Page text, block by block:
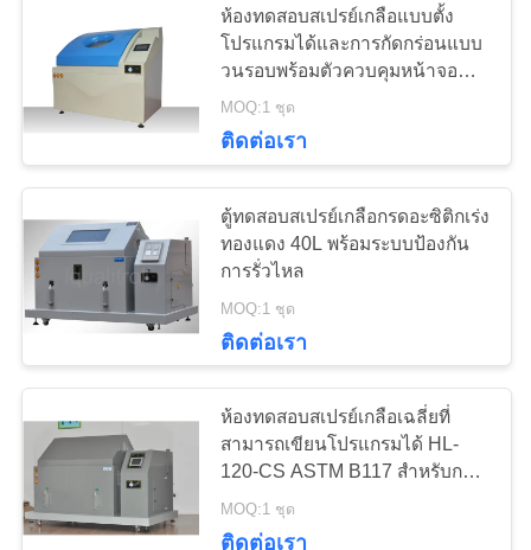
คุณภาพ
แผนผัง
เว็บไซต์
PRIVACY
POLICY
เครื่องทดสอบความ
แข็ง Brinell
95
เครื่องตัดโลหะ
ห้องทดสอบสเปรย์เกลือแบบตั้ง
โปรแกรมได้และการกัดกร่อนแบบ
วนรอบพร้อมตัวควบคุมหน้าจอ
สัมผัส
MOQ:1 ชุด
ติดต่อเรา
ตู้ทดสอบสเปรย์เกลือกรดอะซิติกเร่ง
ทองแดง 40L พร้อมระบบป้องกัน
การรั่วไหล
MOQ:1 ชุด
ติดต่อเรา
ห้องทดสอบสเปรย์เกลือเฉลี่ยที่
สามารถเขียนโปรแกรมได้ HL-
120-CS ASTM B117 สําหรับการ
เคลือบไฟฟ้า
MOQ:1 ชุด
ติดต่อเรา